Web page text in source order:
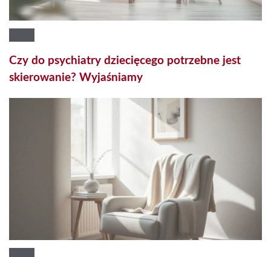
Czy do psychiatry dziecięcego potrzebne jest
skierowanie? Wyjaśniamy